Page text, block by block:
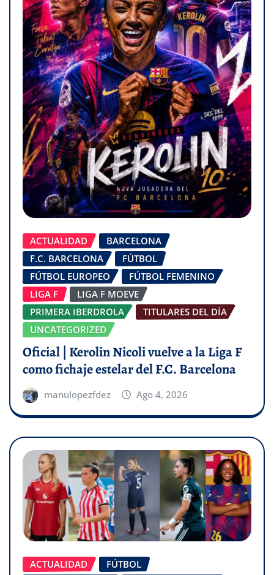
ACTUALIDAD
BARCELONA
F.C. BARCELONA
FÚTBOL
FÚTBOL EUROPEO
FÚTBOL FEMENINO
LIGA F
LIGA F MOEVE
PRIMERA IBERDROLA
TITULARES DEL DÍA
UNCATEGORIZED
Oficial | Kerolin Nicoli vuelve a la Liga F
como fichaje estelar del F.C. Barcelona
manulopezfdez Ago 4, 2026
ACTUALIDAD
FÚTBOL